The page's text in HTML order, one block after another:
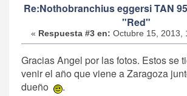
Re:Nothobranchius eggersi TAN
"Red"
« Respuesta #3 en: Octubre 15, 2013,
Gracias Angel por las fotos. Estos se
venir el año que viene a Zaragoza
dueño
.